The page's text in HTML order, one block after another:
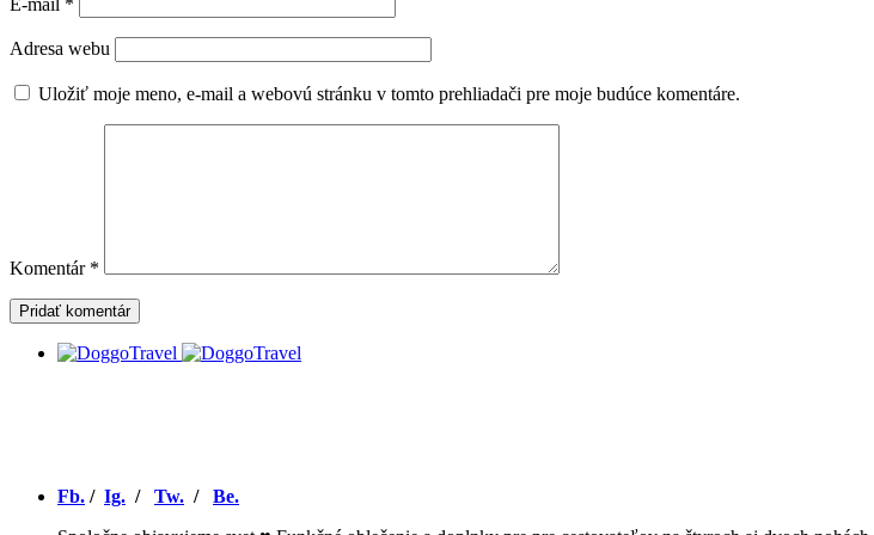
Adresa webu
Uložiť moje meno, e-mail a webovú stránku v tomto prehliadači pre moje budúce komentáre.
Komentár *
Fb. / Ig. / Tw. / Be.